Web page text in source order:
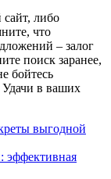
либо
что
– залог
поиск заранее,
бойтесь
Удачи в ваших
выгодной
эффективная